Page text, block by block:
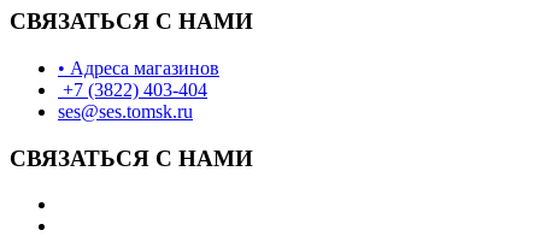
СВЯЗАТЬСЯ С НАМИ
• Адреса магазинов
+7 (3822) 403-404
ses@ses.tomsk.ru
СВЯЗАТЬСЯ С НАМИ